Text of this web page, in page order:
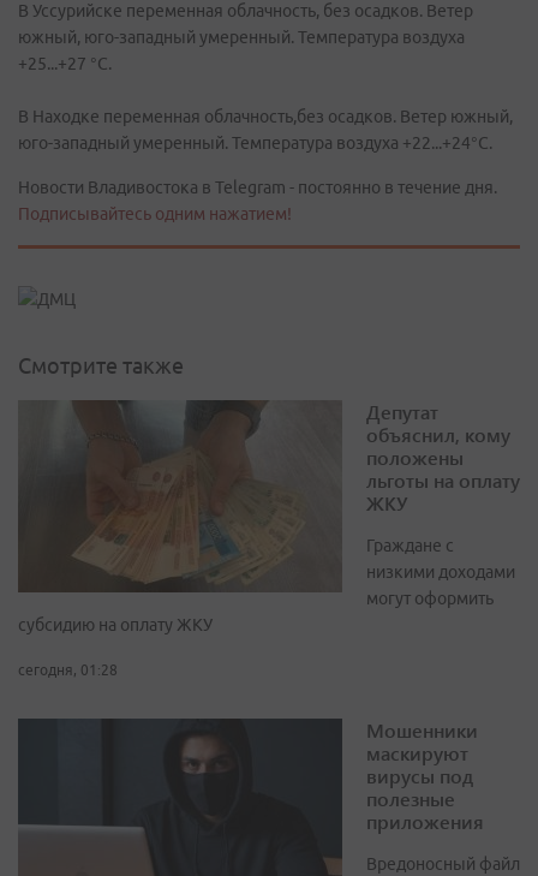
В Уссурийске переменная облачность, без осадков. Ветер
южный, юго-западный умеренный. Температура воздуха
+25...+27 °C.
В Находке переменная облачность,без осадков. Ветер южный,
юго-западный умеренный. Температура воздуха +22...+24°C.
Новости Владивостока в Telegram - постоянно в течение дня.
Подписывайтесь одним нажатием!
Смотрите также
Депутат
объяснил, кому
положены
льготы на оплату
ЖКУ
Граждане с
низкими доходами
могут оформить
субсидию на оплату ЖКУ
сегодня, 01:28
Мошенники
маскируют
вирусы под
полезные
приложения
Вредоносный файл